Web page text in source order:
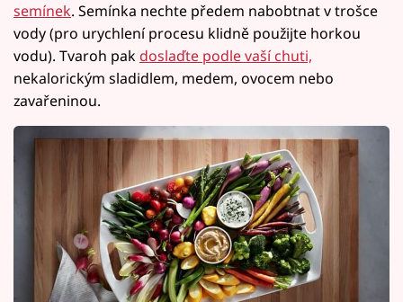
semínek. Semínka nechte předem nabobtnat v trošce
vody (pro urychlení procesu klidně použijte horkou
vodu). Tvaroh pak doslaďte podle vaší chuti,
nekalorickým sladidlem, medem, ovocem nebo
zavařeninou.